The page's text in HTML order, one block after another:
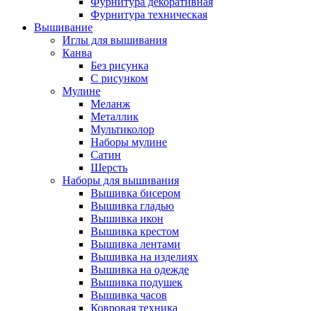
Фурнитура техническая
Вышивание
Иглы для вышивания
Канва
Без рисунка
С рисунком
Мулине
Меланж
Металлик
Мультиколор
Наборы мулине
Сатин
Шерсть
Наборы для вышивания
Вышивка бисером
Вышивка гладью
Вышивка икон
Вышивка крестом
Вышивка лентами
Вышивка на изделиях
Вышивка на одежде
Вышивка подушек
Вышивка часов
Ковровая техника